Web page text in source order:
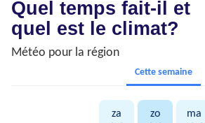
Quel temps fait-il et
quel est le climat?
Météo pour la région
Cette semaine
za
zo
ma